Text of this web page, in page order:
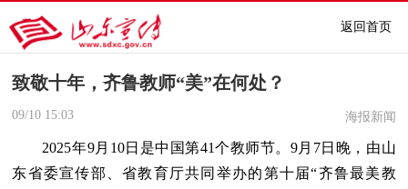
返回首页
致敬十年，齐鲁教师“美”在何处？
09/10 15:03 海报新闻
2025年9月10日是中国第41个教师节。9月7日晚，由山
东省委宣传部、省教育厅共同举办的第十届“齐鲁最美教